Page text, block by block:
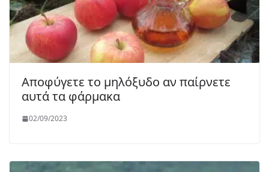
Αποφύγετε το μηλόξυδο αν παίρνετε
αυτά τα φάρμακα
02/09/2023